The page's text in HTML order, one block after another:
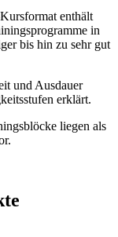
enthält
in
bis hin zu sehr gut
und Ausdauer
erklärt.
liegen als